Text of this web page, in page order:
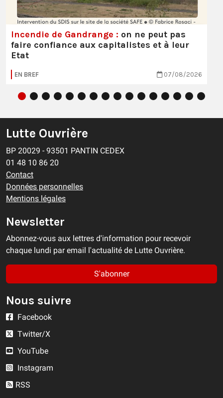
Incendie de Gandrange : on ne peut pas
faire confiance aux capitalistes et à leur
Etat
EN BREF 07/08/2026
Lutte Ouvrière
BP 20029 - 93501 PANTIN CEDEX
01 48 10 86 20
Contact
Données personnelles
Mentions légales
Newsletter
Abonnez-vous aux lettres d'information pour recevoir
chaque lundi par email l'actualité de Lutte Ouvrière.
S'abonner
Nous suivre
Facebook
Twitter/X
YouTube
Instagram
RSS